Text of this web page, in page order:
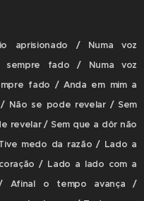
aprisionado / Numa voz
fado / Numa voz
fado / Anda em mim a
/ Não se pode revelar / Sem
revelar / Sem que a dôr não
medo da razão / Lado a
/ Lado a lado com a
Afinal o tempo avança /